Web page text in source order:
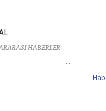
HABERLER
...